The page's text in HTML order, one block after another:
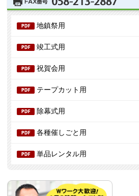
地鎮祭用
竣工式用
祝賀会用
テープカット用
除幕式用
各種催しごと用
単品レンタル用